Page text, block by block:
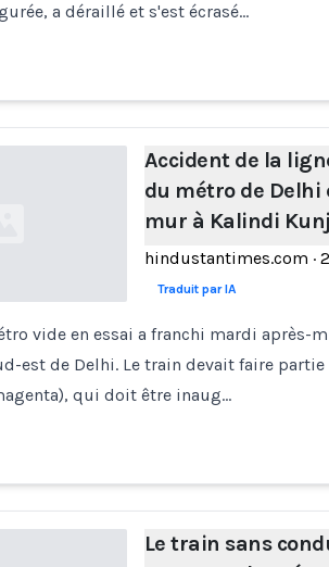
a déraillé et s'est écrasé…
Accident de la
du métro de Delhi
mur à Kalindi
hindustantimes.com ·
Traduit par IA
vide en essai a franchi mardi
est de Delhi. Le train devait faire
qui doit être inaug…
Le train sans